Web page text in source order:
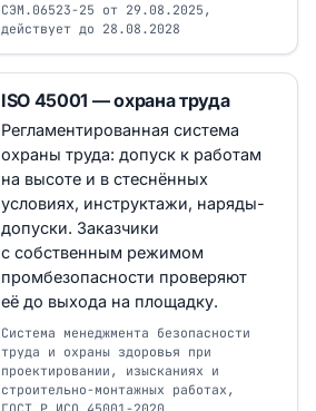
СЭМ.06523-25 от 29.08.2025,
действует до 28.08.2028
ISO 45001 — охрана труда
Регламентированная система
охраны труда: допуск к работам
на высоте и в стеснённых
условиях, инструктажи, наряды-
допуски. Заказчики
с собственным режимом
промбезопасности проверяют
её до выхода на площадку.
Система менеджмента безопасности
труда и охраны здоровья при
проектировании, изысканиях и
строительно-монтажных работах,